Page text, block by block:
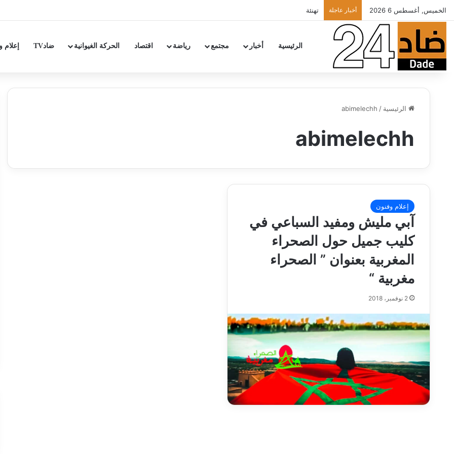
الخميس, أغسطس 6 2026 أخبار عاجلة تهنئة
الرئيسية أخبار مجتمع رياضة اقتصاد الحركة الغيوانية ضادTV إعلام
الرئيسية /
abimelechh
abimelechh
إعلام وفنون
آبي مليش ومفيد السباعي في
كليب جميل حول الصحراء
المغربية بعنوان ” الصحراء
مغربية “
2 نوفمبر، 2018